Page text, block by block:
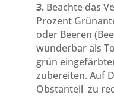
3.Beachte das
Prozent
oder Beeren
wunderbar als
grün
zubereiten. Auf
Obstanteil zu